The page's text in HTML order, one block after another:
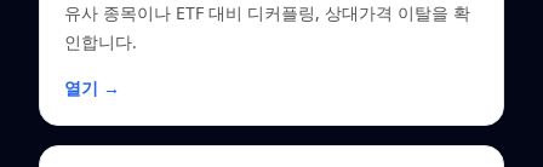
유사 종목이나 ETF 대비 디커플링, 상대가격 이탈을 확
인합니다.
열기 →